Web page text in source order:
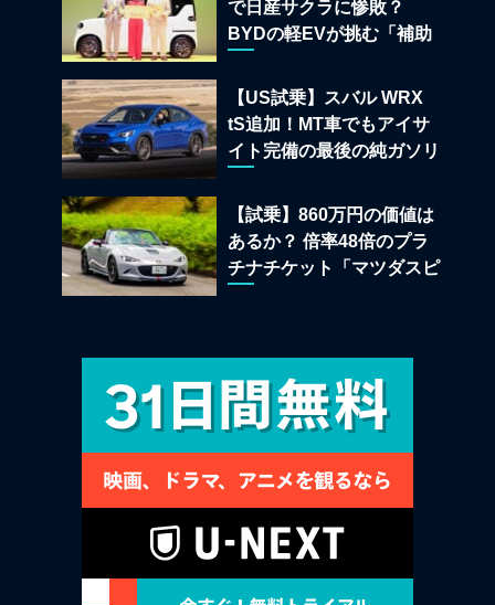
で日産サクラに惨敗？
BYDの軽EVが挑む「補助
界
【US試乗】スバル WRX
tS追加！MT車でもアイサ
イト完備の最後の純ガソリ
【試乗】860万円の価値は
あるか？ 倍率48倍のプラ
チナチケット「マツダスピ